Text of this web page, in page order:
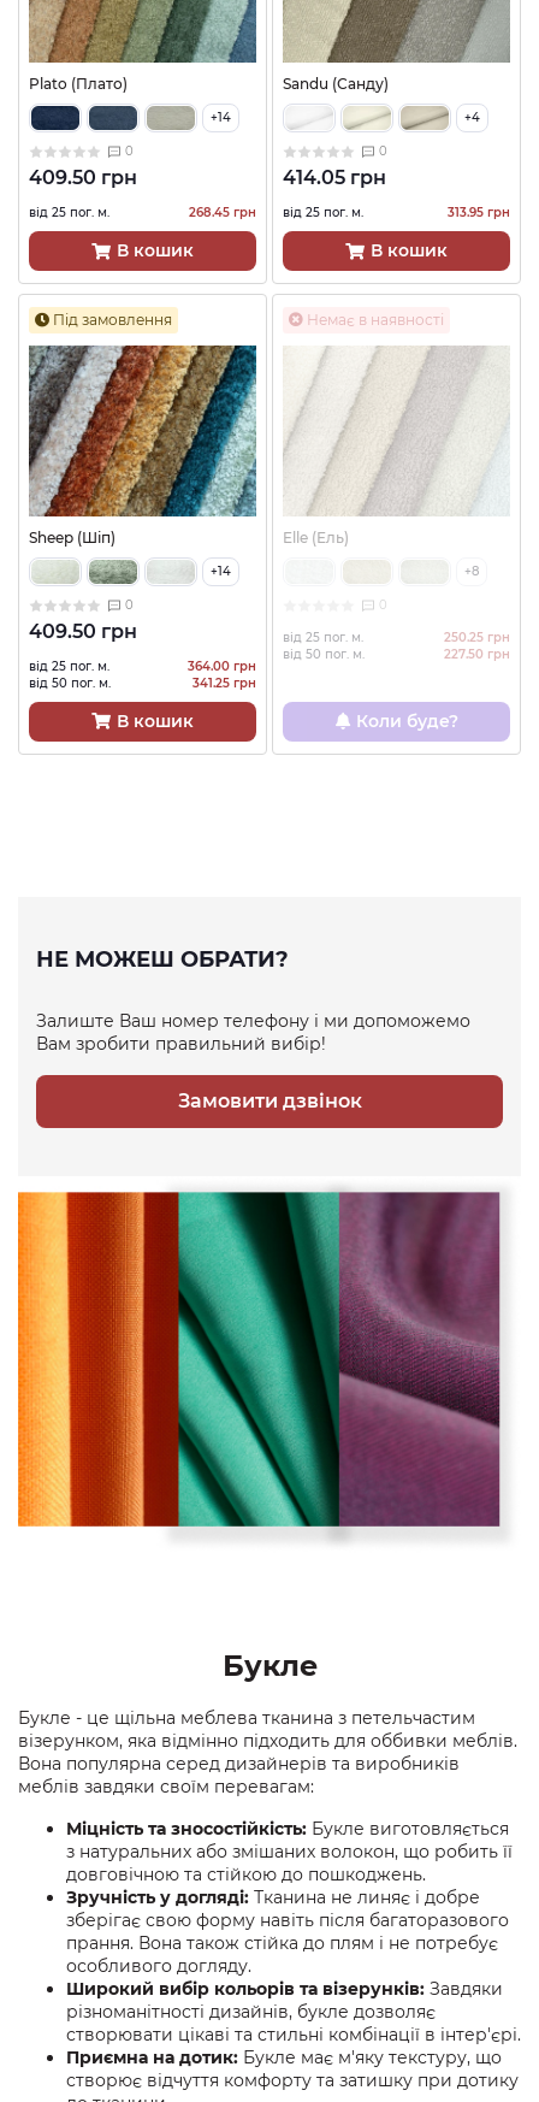
Plato (Плато)
+14
0
409.50 грн
від 25 пог. м. 268.45 грн
В кошик
Sandu (Санду)
+4
0
414.05 грн
від 25 пог. м. 313.95 грн
В кошик
Під замовлення
Sheep (Шіп)
+14
0
409.50 грн
від 25 пог. м.
364.00 грн
від 50 пог. м.
341.25 грн
В кошик
Немає в наявності
Elle (Ель)
+8
0
від 25 пог. м.
250.25 грн
від 50 пог. м.
227.50 грн
Коли буде?
НЕ МОЖЕШ ОБРАТИ?
Залиште Ваш номер телефону і ми допоможемо
Вам зробити правильний вибір!
Замовити дзвінок
Букле
Букле - це щільна меблева тканина з петельчастим
візерунком, яка відмінно підходить для оббивки меблів.
Вона популярна серед дизайнерів та виробників
меблів завдяки своїм перевагам:
Міцність та зносостійкість: Букле виготовляється
з натуральних або змішаних волокон, що робить її
довговічною та стійкою до пошкоджень.
Зручність у догляді: Тканина не линяє і добре
зберігає свою форму навіть після багаторазового
прання. Вона також стійка до плям і не потребує
особливого догляду.
Широкий вибір кольорів та візерунків: Завдяки
різноманітності дизайнів, букле дозволяє
створювати цікаві та стильні комбінації в інтер'єрі.
Приємна на дотик: Букле має м'яку текстуру, що
створює відчуття комфорту та затишку при дотику